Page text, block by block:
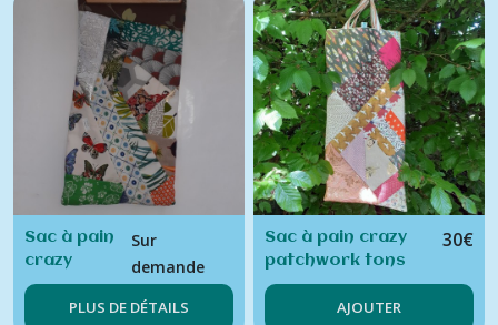
Sac à pain
crazy
patchwork
tons verts
Sur
demande
PLUS DE DÉTAILS
Sac à pain crazy
patchwork tons
roses
30€
AJOUTER